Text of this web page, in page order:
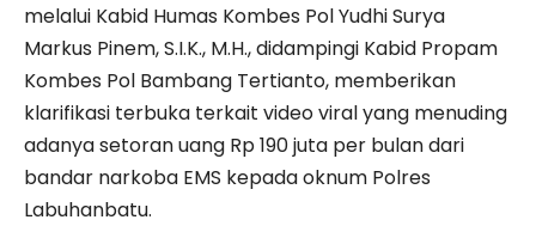
melalui Kabid Humas Kombes Pol Yudhi Surya
Markus Pinem, S.I.K., M.H., didampingi Kabid Propam
Kombes Pol Bambang Tertianto, memberikan
klarifikasi terbuka terkait video viral yang menuding
adanya setoran uang Rp 190 juta per bulan dari
bandar narkoba EMS kepada oknum Polres
Labuhanbatu.